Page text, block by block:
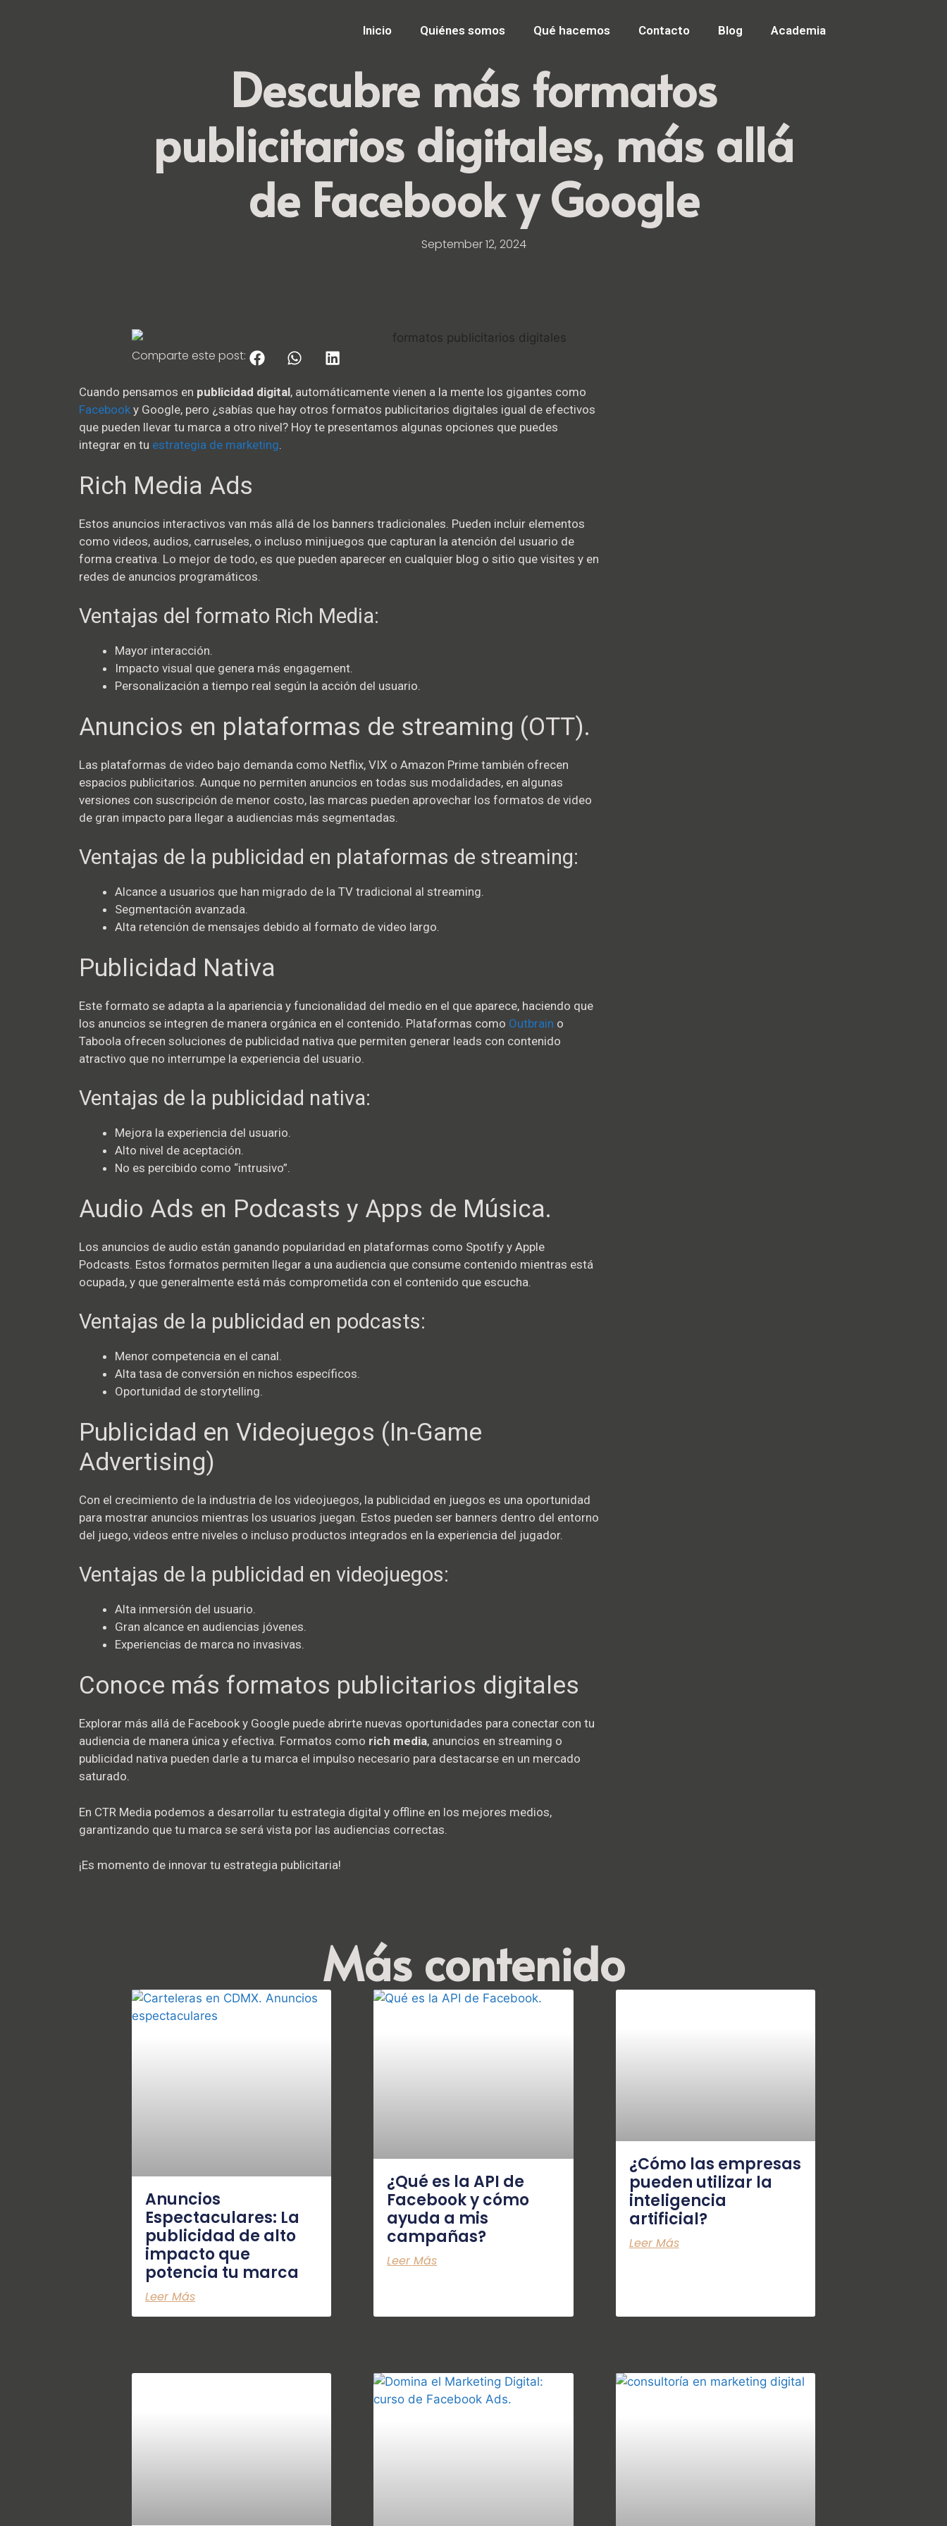
Inicio Quiénes somos Qué hacemos Contacto Blog Academia
Descubre más formatos
publicitarios digitales, más allá
de Facebook y Google
September 12, 2024
Comparte este post:
Cuando pensamos en publicidad digital, automáticamente vienen a la mente los gigantes como
Facebook y Google, pero ¿sabías que hay otros formatos publicitarios digitales igual de efectivos
que pueden llevar tu marca a otro nivel? Hoy te presentamos algunas opciones que puedes
integrar en tu estrategia de marketing
Rich Media Ads
Estos anuncios interactivos van más allá de los banners tradicionales. Pueden incluir elementos
como videos, audios, carruseles, o incluso minijuegos que capturan la atención del usuario de
forma creativa. Lo mejor de todo, es que pueden aparecer en cualquier blog o sitio que visites y en
redes de anuncios programáticos.
Ventajas del formato Rich Media:
Mayor interacción.
Impacto visual que genera más engagement.
Personalización a tiempo real según la acción del usuario.
Anuncios en plataformas de streaming (OTT).
Las plataformas de video bajo demanda como Netflix, VIX o Amazon Prime también ofrecen
espacios publicitarios. Aunque no permiten anuncios en todas sus modalidades, en algunas
versiones con suscripción de menor costo, las marcas pueden aprovechar los formatos de video
de gran impacto para llegar a audiencias más segmentadas.
Ventajas de la publicidad en plataformas de streaming:
Alcance a usuarios que han migrado de la TV tradicional al streaming.
Segmentación avanzada.
Alta retención de mensajes debido al formato de video largo.
Publicidad Nativa
Este formato se adapta a la apariencia y funcionalidad del medio en el que aparece, haciendo que
los anuncios se integren de manera orgánica en el contenido. Plataformas como Outbrain o
Taboola ofrecen soluciones de publicidad nativa que permiten generar leads con contenido
atractivo que no interrumpe la experiencia del usuario.
Ventajas de la publicidad nativa:
Mejora la experiencia del usuario.
Alto nivel de aceptación.
No es percibido como “intrusivo”.
Audio Ads en Podcasts y Apps de Música.
Los anuncios de audio están ganando popularidad en plataformas como Spotify y Apple
Podcasts. Estos formatos permiten llegar a una audiencia que consume contenido mientras está
ocupada, y que generalmente está más comprometida con el contenido que escucha.
Ventajas de la publicidad en podcasts:
Menor competencia en el canal.
Alta tasa de conversión en nichos específicos.
Oportunidad de storytelling.
Publicidad en Videojuegos (In-Game
Advertising)
Con el crecimiento de la industria de los videojuegos, la publicidad en juegos es una oportunidad
para mostrar anuncios mientras los usuarios juegan. Estos pueden ser banners dentro del entorno
del juego, videos entre niveles o incluso productos integrados en la experiencia del jugador.
Ventajas de la publicidad en videojuegos:
Alta inmersión del usuario.
Gran alcance en audiencias jóvenes.
Experiencias de marca no invasivas.
Conoce más formatos publicitarios digitales
Explorar más allá de Facebook y Google puede abrirte nuevas oportunidades para conectar con tu
audiencia de manera única y efectiva. Formatos como rich media, anuncios en streaming o
publicidad nativa pueden darle a tu marca el impulso necesario para destacarse en un mercado
saturado.
En CTR Media podemos a desarrollar tu estrategia digital y offline en los mejores medios,
garantizando que tu marca se será vista por las audiencias correctas.
¡Es momento de innovar tu estrategia publicitaria!
Más contenido
Anuncios
Espectaculares: La
publicidad de alto
impacto que
potencia tu marca
Leer Más
¿Qué es la API de
Facebook y cómo
ayuda a mis
campañas?
Leer Más
¿Cómo las empresas
pueden utilizar la
inteligencia
artificial?
Leer Más